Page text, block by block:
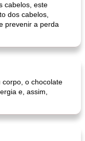
cabelos, este
dos cabelos,
prevenir a perda
o chocolate
e, assim,